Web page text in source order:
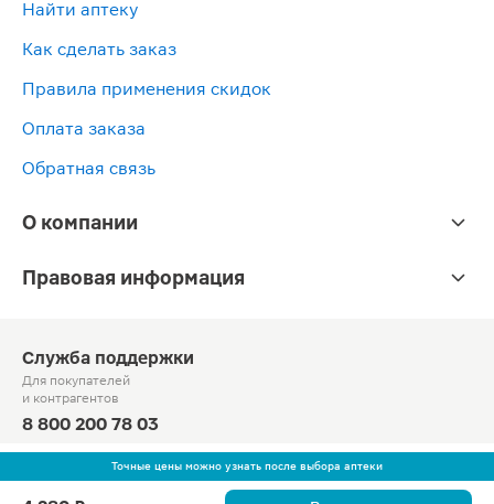
Точные цены можно узнать после выбора аптеки
Найти аптеку
Как сделать заказ
Правила применения скидок
Оплата заказа
Обратная связь
О компании
Правовая информация
Служба поддержки
Для покупателей
и контрагентов
8 800 200 78 03
Круглосуточно, звонок по России бесплатный
© Официальный сайт сети «Магнит».